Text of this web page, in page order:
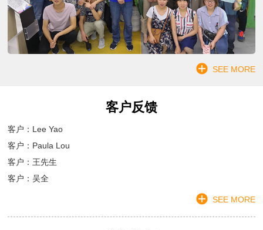
SEE MORE
客户反馈
客户：Lee Yao
客户：Paula Lou
客户：王先生
客户：吴全
SEE MORE